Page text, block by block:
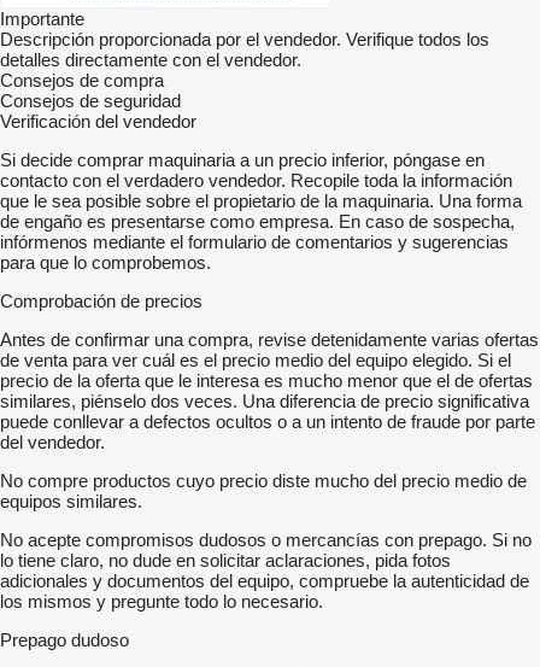
Importante
Descripción proporcionada por el vendedor. Verifique todos los
detalles directamente con el vendedor.
Consejos de compra
Consejos de seguridad
Verificación del vendedor
Si decide comprar maquinaria a un precio inferior, póngase en
contacto con el verdadero vendedor. Recopile toda la información
que le sea posible sobre el propietario de la maquinaria. Una forma
de engaño es presentarse como empresa. En caso de sospecha,
infórmenos mediante el formulario de comentarios y sugerencias
para que lo comprobemos.
Comprobación de precios
Antes de confirmar una compra, revise detenidamente varias ofertas
de venta para ver cuál es el precio medio del equipo elegido. Si el
precio de la oferta que le interesa es mucho menor que el de ofertas
similares, piénselo dos veces. Una diferencia de precio significativa
puede conllevar a defectos ocultos o a un intento de fraude por parte
del vendedor.
No compre productos cuyo precio diste mucho del precio medio de
equipos similares.
No acepte compromisos dudosos o mercancías con prepago. Si no
lo tiene claro, no dude en solicitar aclaraciones, pida fotos
adicionales y documentos del equipo, compruebe la autenticidad de
los mismos y pregunte todo lo necesario.
Prepago dudoso